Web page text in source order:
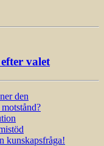
valet
den
kunskapsfråga!